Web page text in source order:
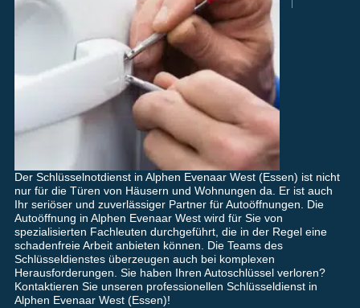
Der Schlüsselnotdienst in Alphen Evenaar West (Essen) ist nicht
nur für die Türen von Häusern und Wohnungen da. Er ist auch
Ihr seriöser und zuverlässiger Partner für Autoöffnungen. Die
Autoöffnung in Alphen Evenaar West wird für Sie von
spezialisierten Fachleuten durchgeführt, die in der Regel eine
schadenfreie Arbeit anbieten können. Die Teams des
Schlüsseldienstes überzeugen auch bei komplexen
Herausforderungen. Sie haben Ihren Autoschlüssel verloren?
Kontaktieren Sie unseren professionellen Schlüsseldienst in
Alphen Evenaar West (Essen)!